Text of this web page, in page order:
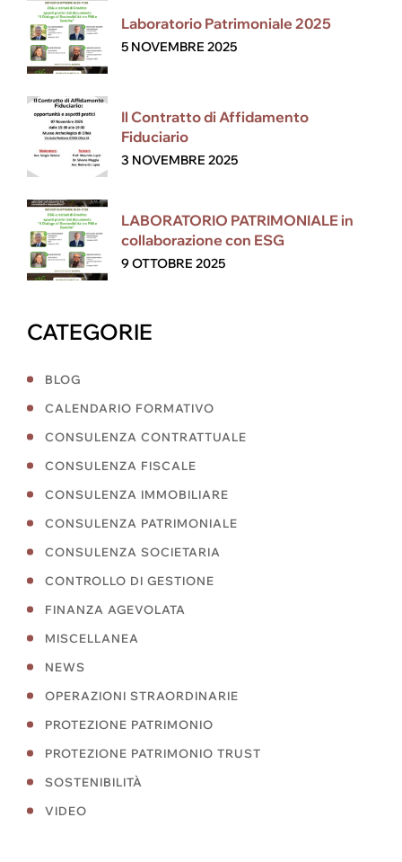
Laboratorio Patrimoniale 2025
5 NOVEMBRE 2025
Il Contratto di Affidamento
Fiduciario
3 NOVEMBRE 2025
LABORATORIO PATRIMONIALE in
collaborazione con ESG
9 OTTOBRE 2025
CATEGORIE
BLOG
CALENDARIO FORMATIVO
CONSULENZA CONTRATTUALE
CONSULENZA FISCALE
CONSULENZA IMMOBILIARE
CONSULENZA PATRIMONIALE
CONSULENZA SOCIETARIA
CONTROLLO DI GESTIONE
FINANZA AGEVOLATA
MISCELLANEA
NEWS
OPERAZIONI STRAORDINARIE
PROTEZIONE PATRIMONIO
PROTEZIONE PATRIMONIO TRUST
SOSTENIBILITÀ
VIDEO